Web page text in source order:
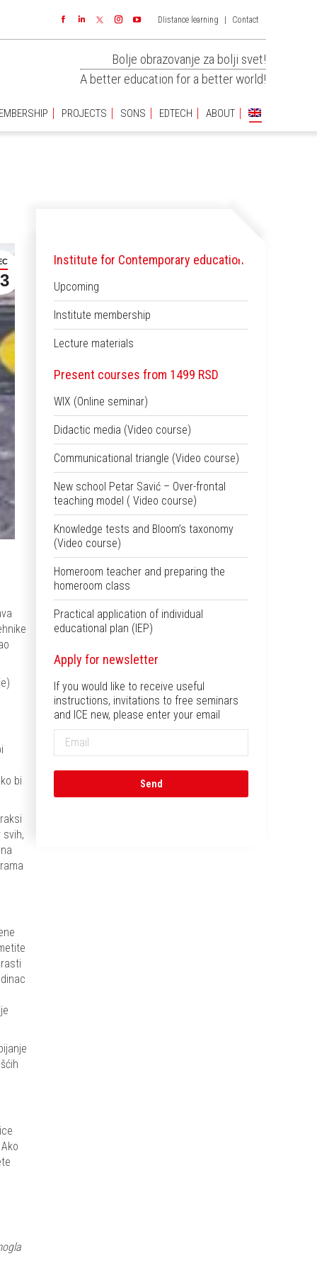
FacebookLinkedin Instagram
DIistance learning Contact
Bolje obrazovanje za bolji svet!
A better education for a better world!
PROJECTS SONS EDTECH ABOUT
bi
Institute for Contemporary education
Upcoming
Institute membership
Lecture materials
Present courses from 1499 RSD
WIX (Online seminar)
Didactic media (Video course)
Communicational triangle (Video course)
New school Petar Savić – Over-frontal
teaching model ( Video course)
Knowledge tests and Bloom’s taxonomy
(Video course)
Homeroom teacher and preparing the
homeroom class
Practical application of individual
educational plan (IEP)
Apply for newsletter
If you would like to receive useful
instructions, invitations to free seminars
and ICE new, please enter your email
PROJECTS SONS EDTECH ABOUT